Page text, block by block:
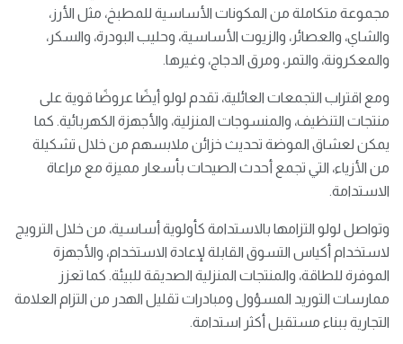
مجموعة متكاملة من المكونات الأساسية للمطبخ، مثل الأرز،
والشاي، والعصائر، والزيوت الأساسية، وحليب البودرة، والسكر،
والمعكرونة، والتمر، ومرق الدجاج، وغيرها.
ومع اقتراب التجمعات العائلية، تقدم لولو أيضًا عروضًا قوية على
منتجات التنظيف، والمنسوجات المنزلية، والأجهزة الكهربائية. كما
يمكن لعشاق الموضة تحديث خزائن ملابسهم من خلال تشكيلة
من الأزياء، التي تجمع أحدث الصيحات بأسعار مميزة مع مراعاة
الاستدامة.
وتواصل لولو التزامها بالاستدامة كأولوية أساسية، من خلال الترويج
لاستخدام أكياس التسوق القابلة لإعادة الاستخدام، والأجهزة
الموفرة للطاقة، والمنتجات المنزلية الصديقة للبيئة. كما تعزز
ممارسات التوريد المسؤول ومبادرات تقليل الهدر من التزام العلامة
التجارية ببناء مستقبل أكثر استدامة.